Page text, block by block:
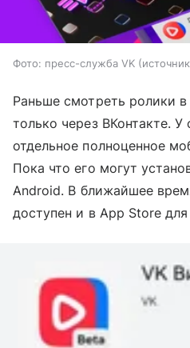
Фото: пресс-служба VK
Раньше смотреть ролики
только через ВКонтакте. У
отдельное полноценное
Пока что его могут
Android. В ближайшее
доступен и в App Store для